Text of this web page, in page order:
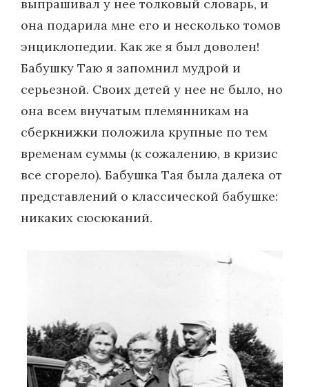
выпрашивал у нее толковый словарь, и
она подарила мне его и несколько томов
энциклопедии. Как же я был доволен!
Бабушку Таю я запомнил мудрой и
серьезной. Своих детей у нее не было, но
она всем внучатым племянникам на
сберкнижки положила крупные по тем
временам суммы (к сожалению, в кризис
все сгорело). Бабушка Тая была далека от
представлений о классической бабушке:
никаких сюсюканий.